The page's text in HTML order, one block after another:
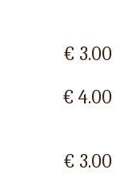
€ 3.00
€ 4.00
€ 3.00